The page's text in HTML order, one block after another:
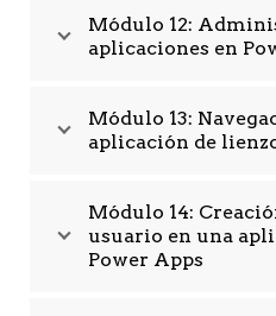
Módulo 12:
aplicaciones en
Módulo 13:
aplicación de
Módulo 14:
usuario en una
Power Apps